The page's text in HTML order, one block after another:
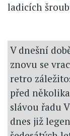
ladicích
V dnešní
znovu se
retro
před
slávou řadu
dnes již